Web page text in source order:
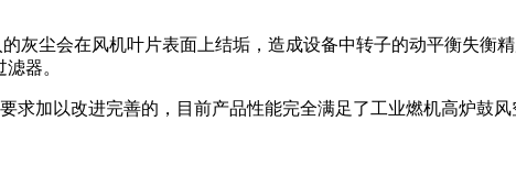
灰尘会在风机叶片表面上结垢，造成设备中转子的动平衡失衡
器。
加以改进完善的，目前产品性能完全满足了工业燃机高炉鼓风